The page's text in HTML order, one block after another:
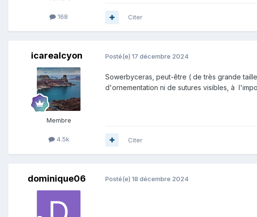
168 Citer
icarealcyon
Membre
4.5k
Posté(e) 17 décembre 2024
Sowerbyceras, peut-être ( de très grande
d'ornementation ni de sutures visibles, à
Citer
dominique06 Posté(e) 18 décembre 2024